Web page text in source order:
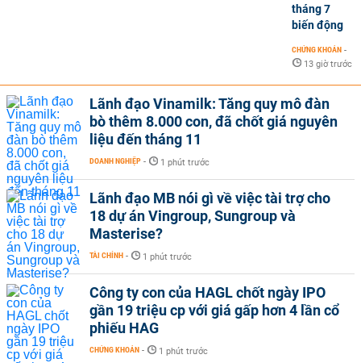
tháng 7
biến động
CHỨNG KHOÁN -
13 giờ trước
Lãnh đạo Vinamilk: Tăng quy mô đàn
bò thêm 8.000 con, đã chốt giá nguyên
liệu đến tháng 11
DOANH NGHIỆP - 1 phút trước
Lãnh đạo MB nói gì về việc tài trợ cho
18 dự án Vingroup, Sungroup và
Masterise?
TÀI CHÍNH - 1 phút trước
Công ty con của HAGL chốt ngày IPO
gần 19 triệu cp với giá gấp hơn 4 lần cổ
phiếu HAG
CHỨNG KHOÁN - 1 phút trước